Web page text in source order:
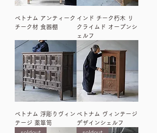
ベトナム アンティーク
チーク材 食器棚
インド チーク朽木 リ
クライムド オープンシ
ェルフ
ベトナム 浮彫りヴィン
テージ 薬箪笥
ベトナム ヴィンテージ
デザインシェルフ